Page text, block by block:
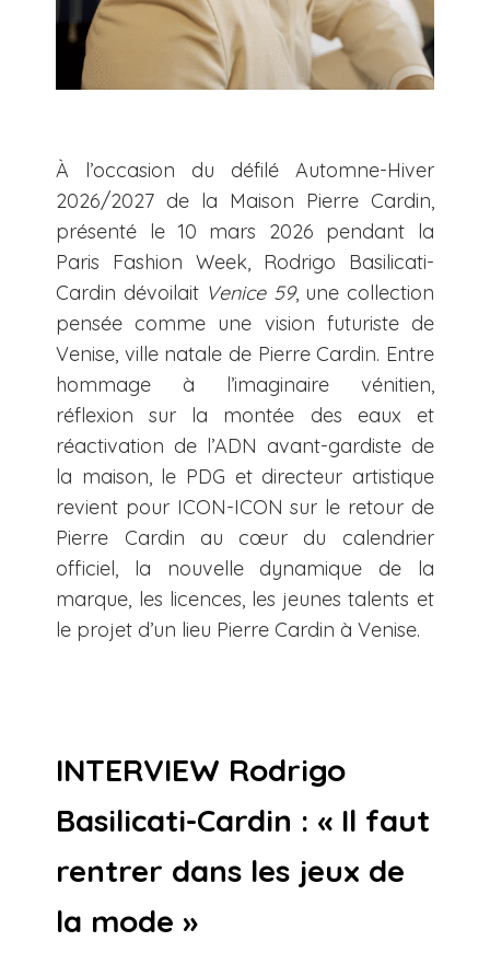
À l’occasion du défilé Automne-Hiver
2026/2027 de la Maison Pierre Cardin,
présenté le 10 mars 2026 pendant la
Paris Fashion Week, Rodrigo Basilicati-
Cardin dévoilait Venice 59, une collection
pensée comme une vision futuriste de
Venise, ville natale de Pierre Cardin. Entre
hommage à l’imaginaire vénitien,
réflexion sur la montée des eaux et
réactivation de l’ADN avant-gardiste de
la maison, le PDG et directeur artistique
revient pour ICON-ICON sur le retour de
Pierre Cardin au cœur du calendrier
officiel, la nouvelle dynamique de la
marque, les licences, les jeunes talents et
le projet d’un lieu Pierre Cardin à Venise.
INTERVIEW Rodrigo
Basilicati-Cardin : « Il faut
rentrer dans les jeux de
la mode »